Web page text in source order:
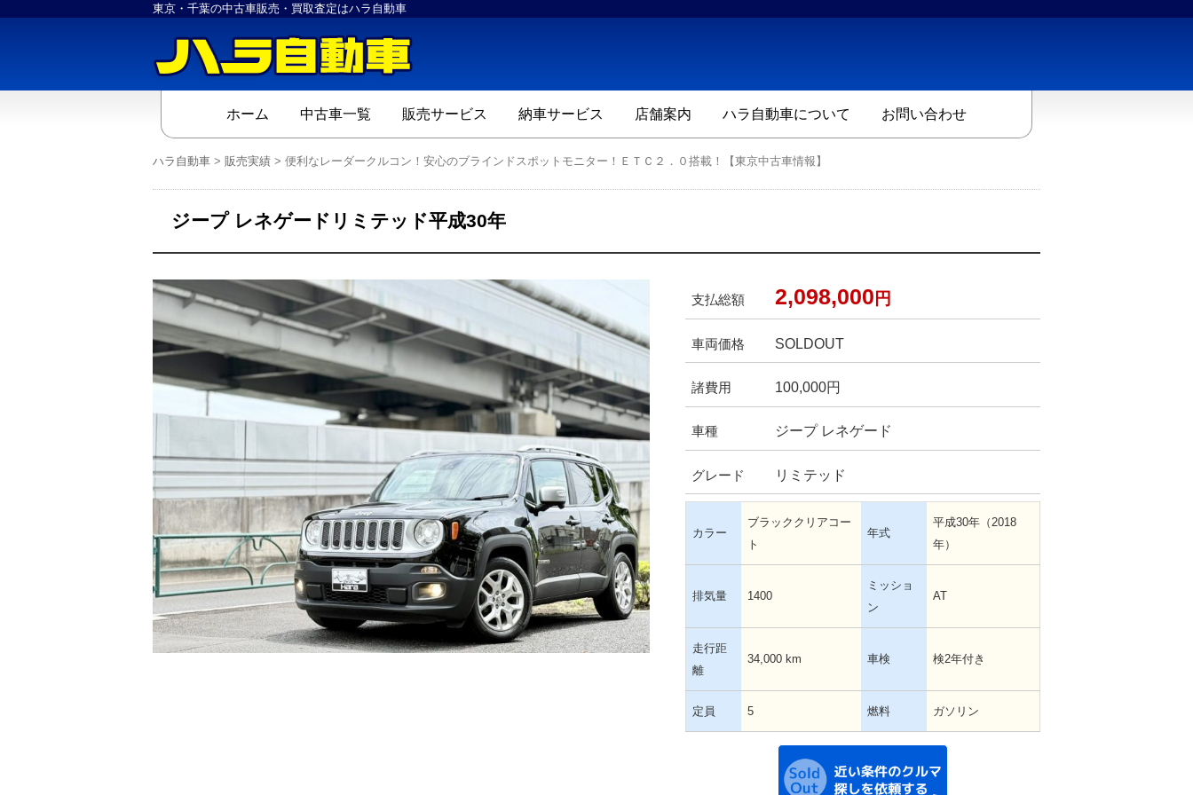
東京・千葉の中古車販売・買取査定はハラ自動車
ホーム 中古車一覧 販売サービス 納車サービス 店舗案内 ハラ自動車について お問い合わせ
ハラ自動車 > 販売実績 > 便利なレーダークルコン！安心のブラインドスポットモニター！ＥＴＣ２．０搭載！【東京中古車情報】
ジープ レネゲードリミテッド平成30年
支払総額 2,098,000 円
車両価格 SOLDOUT
諸費用 100,000円
車種 ジープ レネゲード
グレード リミテッド
カラー
ブラッククリアコー
ト
年式
平成30年（2018
年）
排気量 1400
ミッショ
ン
AT
走行距
離
34,000 km 車検 検2年付き
定員 5 燃料 ガソリン